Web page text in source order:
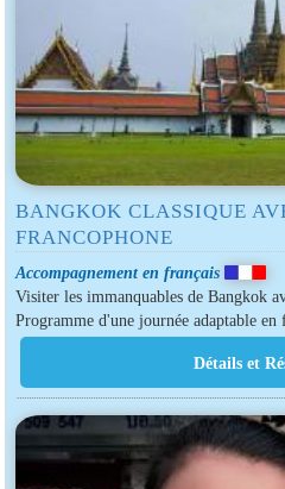
BANGKOK CLASSIQUE
FRANCOPHONE
Accompagnement en français
Visiter les immanquables de Bangkok
Programme d'une journée adaptable en